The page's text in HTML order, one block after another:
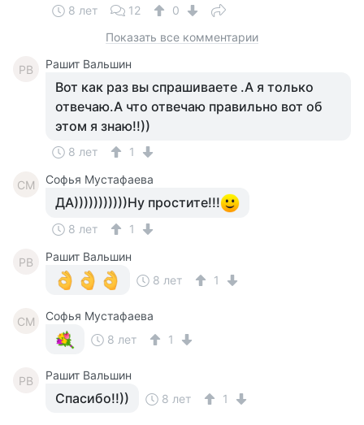
8 лет 12
0
Показать все комментарии
РВ Рашит Вальшин
Вот как раз вы спрашиваете .А я только
отвечаю.А что отвечаю правильно вот об
этом я знаю!!))
8 лет 1
СМ Софья Мустафаева
ДА)))))))))))Ну простите!!!
8 лет 1
РВ
Рашит Вальшин
8 лет
1
СМ
Софья Мустафаева
8 лет
1
РВ Рашит Вальшин
Спасибо!!)) 8 лет 1